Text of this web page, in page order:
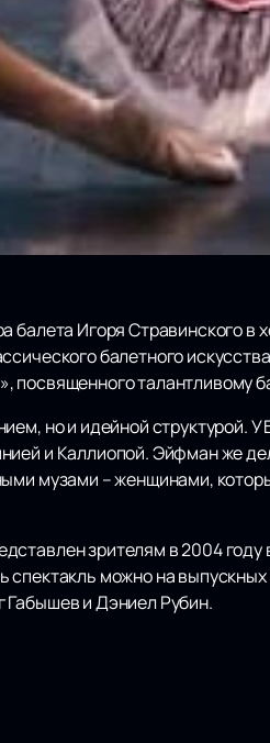
балета Игоря Стравинского
балетного
посвященного талантливому
но и идейной структурой.
и Каллиопой. Эйфман же
музами – женщинами,
зрителям в 2004
спектакль можно на
Габышев и Дэниел Рубин.